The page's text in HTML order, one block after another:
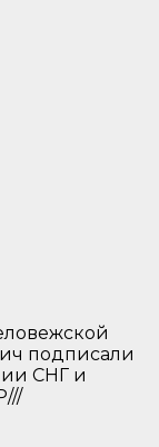
подписали
СНГ и